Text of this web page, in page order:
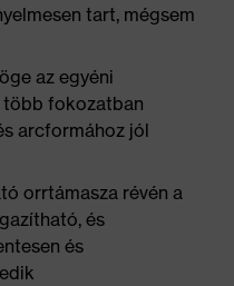
tart, mégsem
az egyéni
több fokozatban
arcformához jól
orrtámasza révén a
és
és